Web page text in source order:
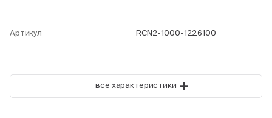
Артикул RCN2-1000-1226100
все характеристики +